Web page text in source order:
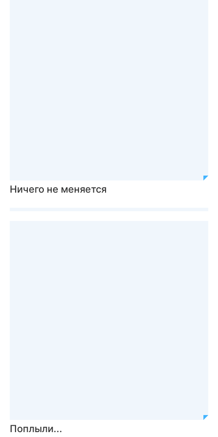
Ничего не меняется
Поплыли...